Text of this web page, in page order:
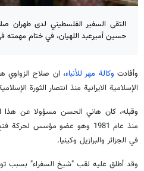
التقى السفير الفلسطيني لدى طهران
حسين أميرعبد اللهيان، في ختام مهمته في
وأفادت وكالة مهر للأنباء، ان صلاح الزواوي
الإسلامية الايرانية منذ انتصار الثورة
وقبله، كان هاني الحسن مسؤولا عن
منذ عام 1981 وهو عضو مؤسس
في الجزائر والبرازيل وكينيا.
وقد أطلق عليه لقب "شیخ السفراء" بسبب